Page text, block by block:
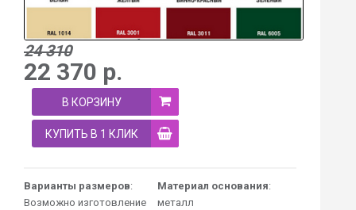
24 310
22 370 р.
В КОРЗИНУ
КУПИТЬ В 1 КЛИК
Варианты размеров:
Возможно изготовление
Материал основания:
металл